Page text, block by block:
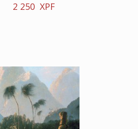
2 250 XPF